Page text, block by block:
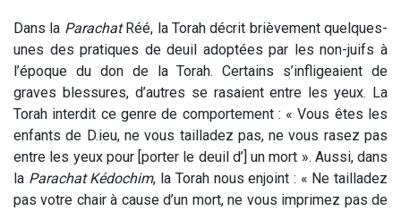
Dans la ParachatRéé, la Torah décrit brièvement quelques-
unes des pratiques de deuil adoptées par les non-juifs à
l’époque du don de la Torah. Certains s’infligeaient de
graves blessures, d’autres se rasaient entre les yeux. La
Torah interdit ce genre de comportement : « Vous êtes les
enfants de D.ieu, ne vous tailladez pas, ne vous rasez pas
entre les yeux pour [porter le deuil d’] un mort ». Aussi, dans
la Parachat Kédochim, la Torah nous enjoint : « Ne tailladez
pas votre chair à cause d’un mort, ne vous imprimez pas de